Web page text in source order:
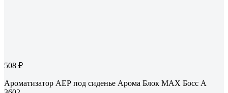
508 ₽
Ароматизатор АЕР под сиденье Арома Блок MAX Босс А